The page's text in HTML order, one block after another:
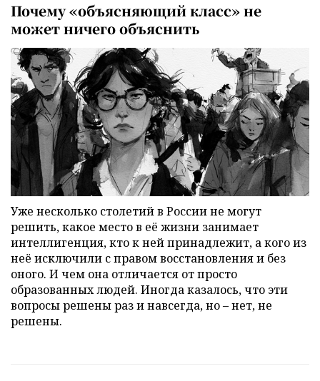
Почему «объясняющий класс» не
может ничего объяснить
Уже несколько столетий в России не могут
решить, какое место в её жизни занимает
интеллигенция, кто к ней принадлежит, а кого из
неё исключили с правом восстановления и без
оного. И чем она отличается от просто
образованных людей. Иногда казалось, что эти
вопросы решены раз и навсегда, но – нет, не
решены.